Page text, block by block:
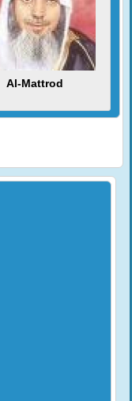
Al-Mattrod